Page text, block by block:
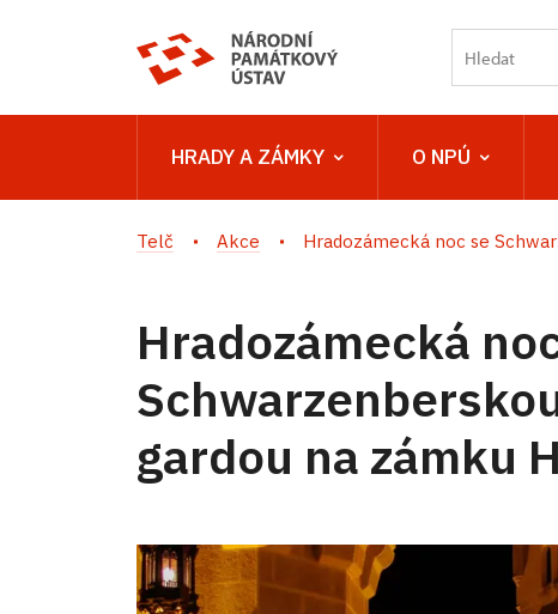
HRADY A ZÁMKY O NPÚ
Telč Akce Hradozámecká noc se
Hradozámecká
gardou na zámku